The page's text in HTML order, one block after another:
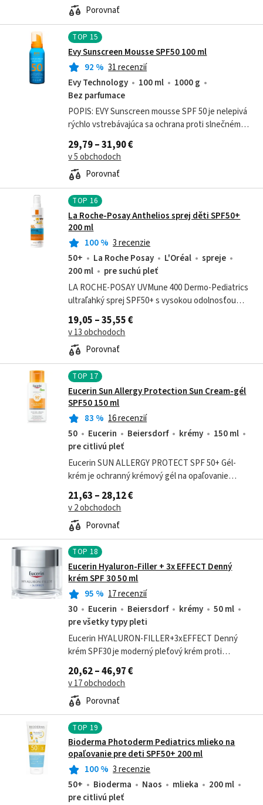
Porovnať
TOP 15
Evy Sunscreen Mousse SPF50 100 ml
92 % 31 recenzií
Evy Technology
100 ml
1000 g
Bez parfumace
POPIS: EVY Sunscreen mousse SPF 50 je nelepivá
rýchlo vstrebávajúca sa ochrana proti slnečnému
žiareniu v jedinečnom penovom zložení. Je
obohatená o vitamíny C a E a glycerín,...
29,79 – 31,90 €
v 5 obchodoch
Porovnať
TOP 16
La Roche-Posay Anthelios sprej děti SPF50+
200 ml
100% 3 recenzie
50+
La Roche Posay L'Oréal
spreje
200 ml
pre suchú pleť
LA ROCHE-POSAY UVMune 400 Dermo-Pediatrics
ultraľahký sprej SPF50+ s vysokou odolnosťou
voči vode, potu a piesku. Veľmi vysoká ochrana
proti UVA/UVB a ultradlhovlnnému UVA...
19,05 – 35,55 €
v 13 obchodoch
Porovnať
TOP 17
Eucerin Sun Allergy Protection Sun Cream-gél
SPF50 150 ml
83 % 16 recenzií
50
Eucerin Beiersdorf krémy
150 ml
pre citlivú pleť
Eucerin SUN ALLERGY PROTECT SPF 50+ Gél-
krém je ochranný krémový gél na opaľovanie
určený pre pokožku so sklonom k slnečnej alergii.
Je vhodný aj pre veľmi citlivú alebo...
21,63 – 28,12 €
v 2 obchodoch
Porovnať
TOP 18
Eucerin Hyaluron-Filler + 3x EFFECT Denný
krém SPF 30 50 ml
95 % 17 recenzií
30
Eucerin Beiersdorf krémy
50 ml
pre všetky typy pleti
Eucerin HYALURON-FILLER+3xEFFECT Denný
krém SPF30 je moderný pleťový krém proti
vráskam určený pre všetky typy pleti. Kombinuje
intenzívnu hydratáciu, účinnú starostlivosť...
20,62 – 46,97 €
v 17 obchodoch
Porovnať
TOP 19
Bioderma Photoderm Pediatrics mlieko na
opaľovanie pre deti SPF50+ 200 ml
100% 3 recenzie
50+
Bioderma Naos mlieka
200 ml
pre citlivú pleť